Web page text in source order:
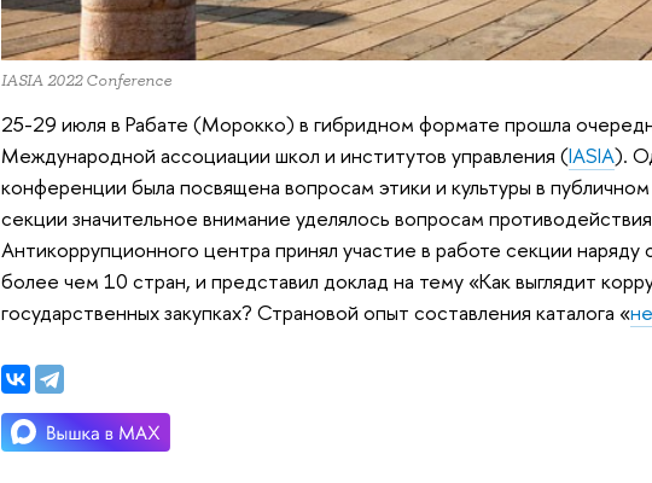
IASIA 2022 Conference
25-29 июля в Рабате (Морокко) в гибридном формате прошла
Международной ассоциации школ и институтов управления (IASIA).
конференции была посвящена вопросам этики и культуры в
секции значительное внимание уделялось вопросам
Антикоррупционного центра принял участие в работе секции наряду
более чем 10 стран, и представил доклад на тему «Как выглядит
государственных закупках? Страновой опыт составления каталога «